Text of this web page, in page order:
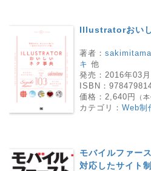
Illustratorおい
著者： sakimitama
キ 他
発売： 2016年03
ISBN：
価格： 2,640円 （
カテゴリ： Web制
モバイルファー
対応したサイト